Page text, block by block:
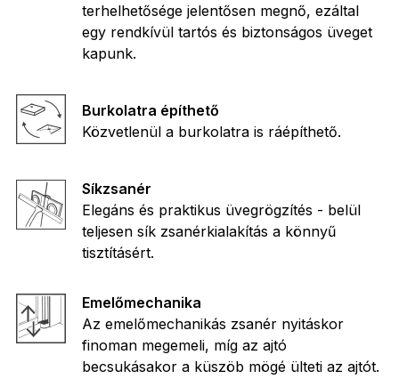
terhelhetősége jelentősen megnő, ezáltal
egy rendkívül tartós és biztonságos üveget
kapunk.
Burkolatra építhető
Közvetlenül a burkolatra is ráépíthető.
Síkzsanér
Elegáns és praktikus üvegrögzítés - belül
teljesen sík zsanérkialakítás a könnyű
tisztításért.
Emelőmechanika
Az emelőmechanikás zsanér nyitáskor
finoman megemeli, míg az ajtó
becsukásakor a küszöb mögé ülteti az ajtót.